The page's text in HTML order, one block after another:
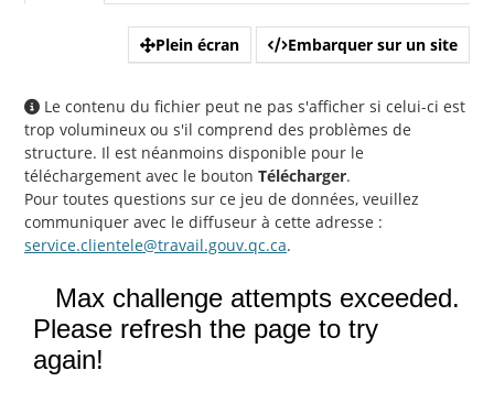
Plein écran Embarquer sur un site
Le contenu du fichier peut ne pas s'afficher si celui-ci est
trop volumineux ou s'il comprend des problèmes de
structure. Il est néanmoins disponible pour le
téléchargement avec le bouton Télécharger.
Pour toutes questions sur ce jeu de données, veuillez
communiquer avec le diffuseur à cette adresse :
service.clientele@travail.gouv.qc.ca.